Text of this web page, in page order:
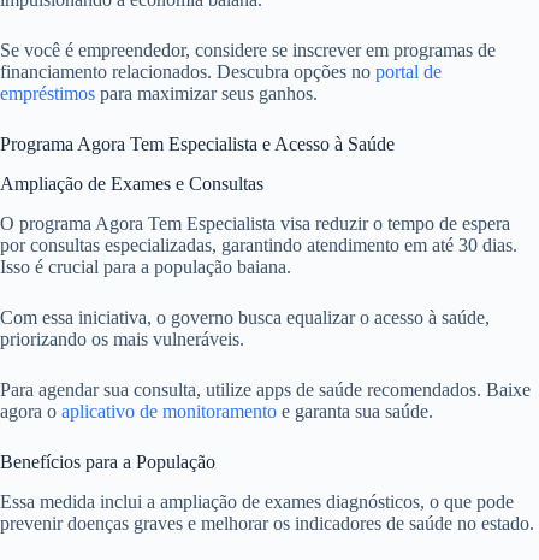
Se você é empreendedor, considere se inscrever em programas de
financiamento relacionados. Descubra opções no portal de
empréstimos para maximizar seus ganhos.
Programa Agora Tem Especialista e Acesso à Saúde
Ampliação de Exames e Consultas
O programa Agora Tem Especialista visa reduzir o tempo de espera
por consultas especializadas, garantindo atendimento em até 30 dias.
Isso é crucial para a população baiana.
Com essa iniciativa, o governo busca equalizar o acesso à saúde,
priorizando os mais vulneráveis.
Para agendar sua consulta, utilize apps de saúde recomendados. Baixe
agora o aplicativo de monitoramento e garanta sua saúde.
Benefícios para a População
Essa medida inclui a ampliação de exames diagnósticos, o que pode
prevenir doenças graves e melhorar os indicadores de saúde no estado.